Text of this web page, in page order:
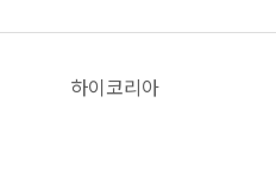
하이코리아